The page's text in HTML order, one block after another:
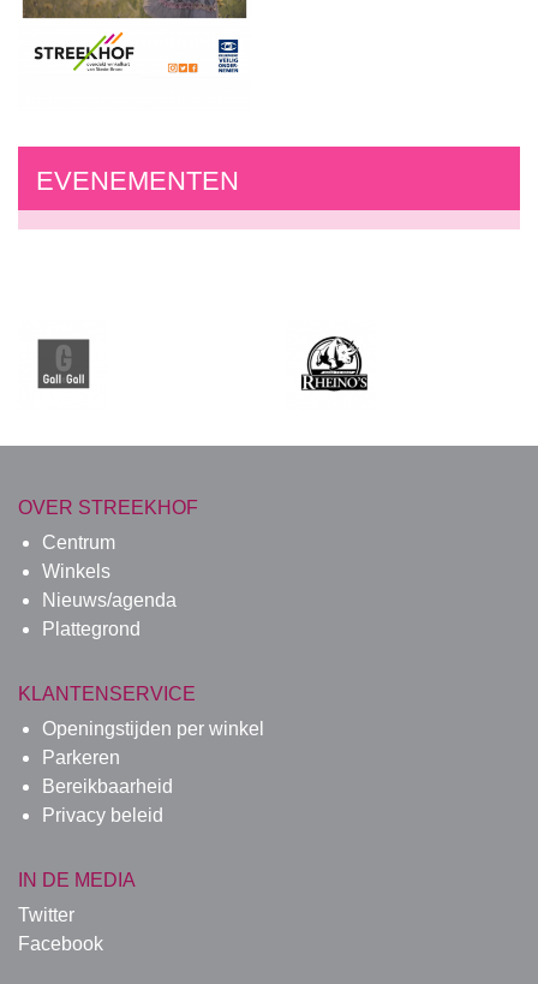
EVENEMENTEN
OVER STREEKHOF
Centrum
Winkels
Nieuws/agenda
Plattegrond
KLANTENSERVICE
Openingstijden per winkel
Parkeren
Bereikbaarheid
Privacy beleid
IN DE MEDIA
Twitter
Facebook